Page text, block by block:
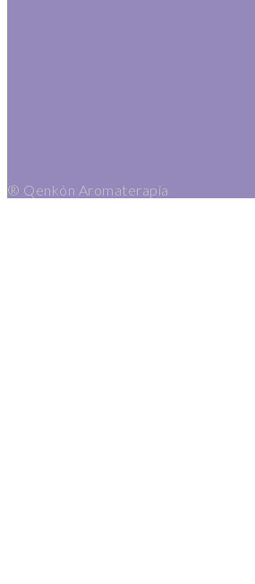
® Qenkón Aromaterapia